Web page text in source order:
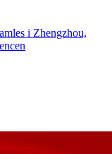
i Zhengzhou,